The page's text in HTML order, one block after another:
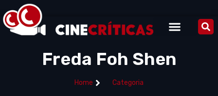
Freda Foh Shen
Home Categoria